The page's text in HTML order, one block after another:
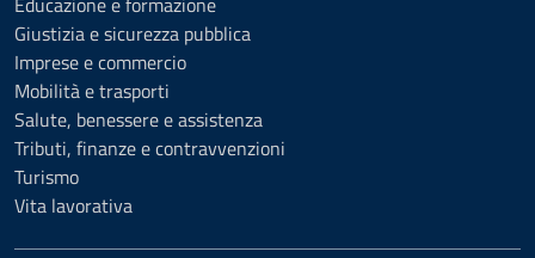
Giustizia e sicurezza pubblica
Imprese e commercio
Mobilità e trasporti
Salute, benessere e assistenza
Tributi, finanze e contravvenzioni
Turismo
Vita lavorativa